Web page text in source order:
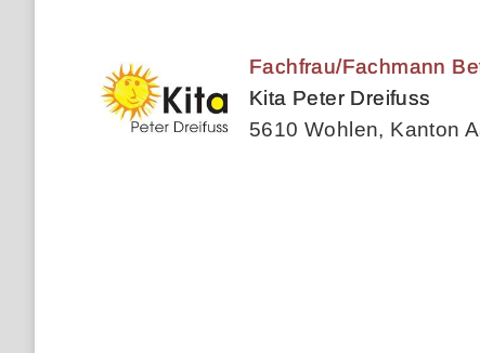
Fachfrau/Fachmann
Kita Peter Dreifuss
5610 Wohlen, Kanton